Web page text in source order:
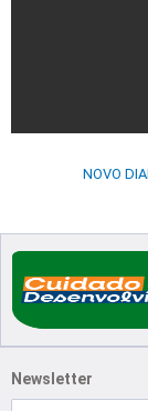
NOVO
Newsletter